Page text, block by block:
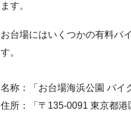
ます。
お台場にはいくつかの有料バ
す。
名称：「お台場海浜公園 バイ
住所：「〒135-0091 東京都港